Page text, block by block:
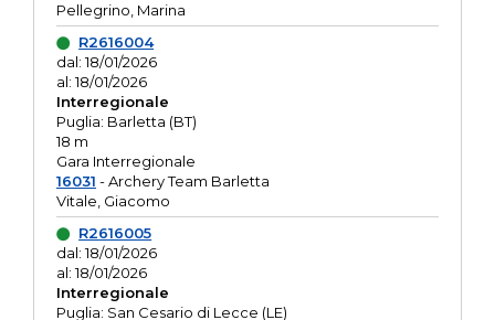
Pellegrino, Marina
R2616004
dal: 18/01/2026
al: 18/01/2026
Interregionale
Puglia: Barletta (BT)
18 m
Gara Interregionale
16031 - Archery Team Barletta
Vitale, Giacomo
R2616005
dal: 18/01/2026
al: 18/01/2026
Interregionale
Puglia: San Cesario di Lecce (LE)